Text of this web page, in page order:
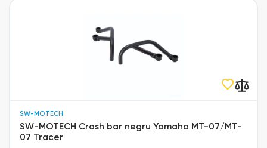
SW-MOTECH
SW-MOTECH Crash bar negru Yamaha MT-07/MT-
07 Tracer